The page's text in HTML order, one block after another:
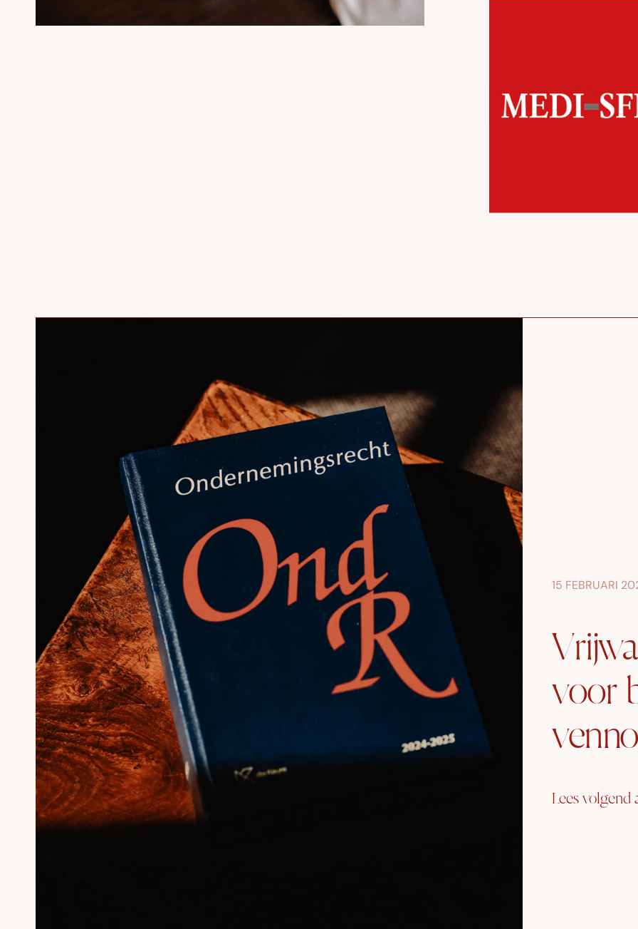
15 FEBRUARI
voor
Lees volgend